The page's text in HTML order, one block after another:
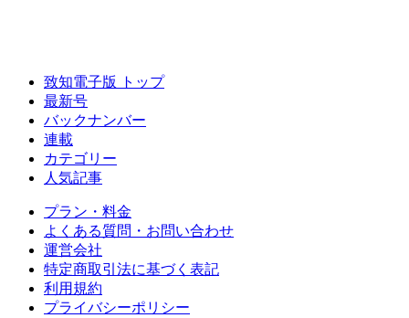
致知電子版 トップ
最新号
バックナンバー
連載
カテゴリー
人気記事
プラン・料金
よくある質問・お問い合わせ
運営会社
特定商取引法に基づく表記
利用規約
プライバシーポリシー